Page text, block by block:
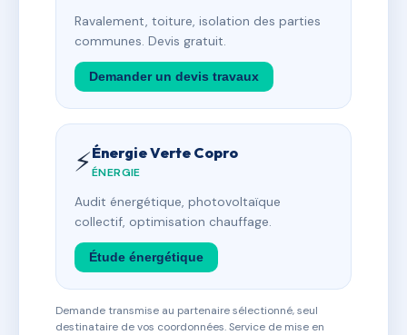
Ravalement, toiture, isolation des parties
communes. Devis gratuit.
Demander un devis travaux
⚡Énergie Verte Copro
ÉNERGIE
Audit énergétique, photovoltaïque
collectif, optimisation chauffage.
Étude énergétique
Demande transmise au partenaire sélectionné, seul
destinataire de vos coordonnées. Service de mise en